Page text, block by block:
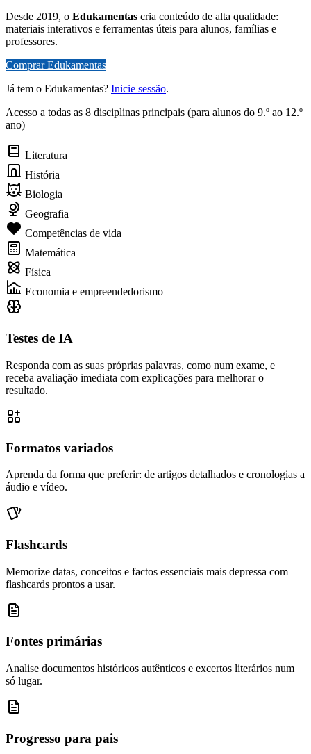
Desde 2019, o Edukamentas cria conteúdo de alta qualidade:
materiais interativos e ferramentas úteis para alunos, famílias e
professores.
Comprar Edukamentas
Já tem o Edukamentas? Inicie sessão.
Acesso a todas as 8 disciplinas principais (para alunos do 9.º ao 12.º
ano)
Literatura
História
Biologia
Geografia
Competências de vida
Matemática
Física
Economia e empreendedorismo
Testes de IA
Responda com as suas próprias palavras, como num exame, e
receba avaliação imediata com explicações para melhorar o
resultado.
Formatos variados
Aprenda da forma que preferir: de artigos detalhados e cronologias a
áudio e vídeo.
Flashcards
Memorize datas, conceitos e factos essenciais mais depressa com
flashcards prontos a usar.
Fontes primárias
Analise documentos históricos autênticos e excertos literários num
só lugar.
Progresso para pais